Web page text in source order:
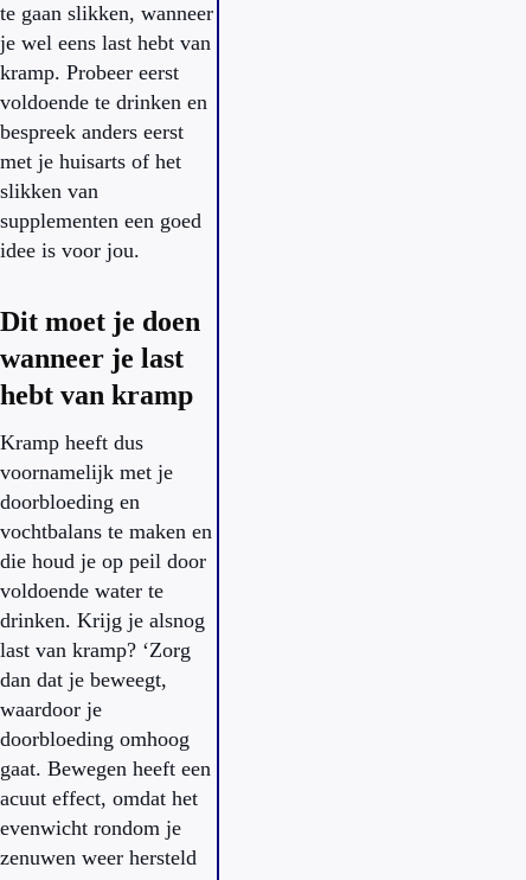
te gaan slikken, wanneer
je wel eens last hebt van
kramp. Probeer eerst
voldoende te drinken en
bespreek anders eerst
met je huisarts of het
slikken van
supplementen een goed
idee is voor jou.
Dit moet je doen
wanneer je last
hebt van kramp
Kramp heeft dus
voornamelijk met je
doorbloeding en
vochtbalans te maken en
die houd je op peil door
voldoende water te
drinken. Krijg je alsnog
last van kramp? ‘Zorg
dan dat je beweegt,
waardoor je
doorbloeding omhoog
gaat. Bewegen heeft een
acuut effect, omdat het
evenwicht rondom je
zenuwen weer hersteld